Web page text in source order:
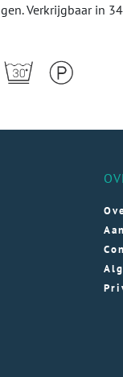
Verkrijgbaar in 34